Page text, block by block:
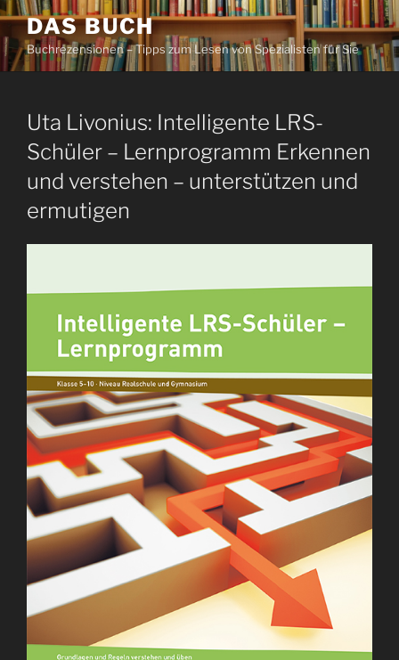
Zum
Inhalt
springen
DAS BUCH
Buchrezensionen – Tipps zum Lesen von Spezialisten für Sie
Uta Livonius: Intelligente LRS-
Schüler – Lernprogramm Erkennen
und verstehen – unterstützen und
ermutigen